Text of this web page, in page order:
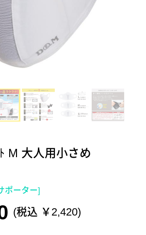
M 大人用小さめ
ポーター]
(税込 ￥2,420)